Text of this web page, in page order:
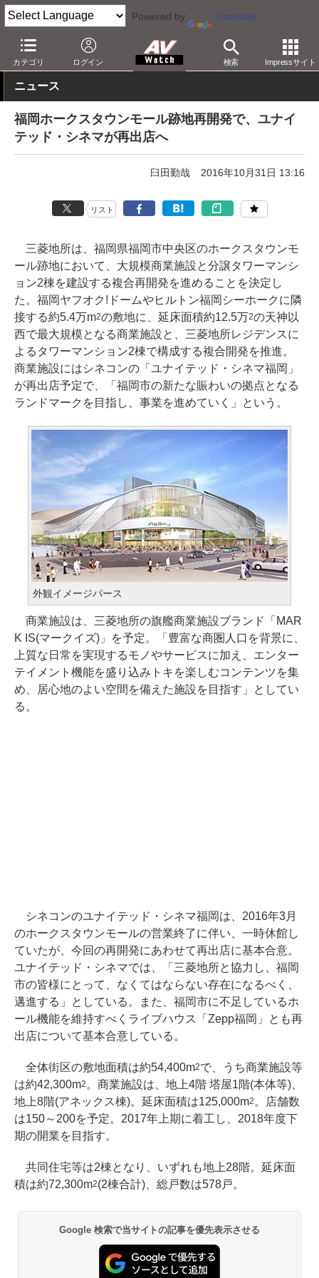
Powered by Translate
カテゴリ ログイン 検索 Impressサイト
AV Watch 動向 業界動向 経営/IR
ニュース
福岡ホークスタウンモール跡地再開発で、ユナイ
テッド・シネマが再出店へ
臼田勤哉 2016年10月31日 13:16
リスト
三菱地所は、福岡県福岡市中央区のホークスタウンモ
ール跡地において、大規模商業施設と分譲タワーマンシ
ョン2棟を建設する複合再開発を進めることを決定し
た。福岡ヤフオク!ドームやヒルトン福岡シーホークに隣
接する約5.4万m2の敷地に、延床面積約12.5万2の天神以
西で最大規模となる商業施設と、三菱地所レジデンスに
よるタワーマンション2棟で構成する複合開発を推進。
商業施設にはシネコンの「ユナイテッド・シネマ福岡」
が再出店予定で、「福岡市の新たな賑わいの拠点となる
ランドマークを目指し、事業を進めていく」という。
外観イメージパース
商業施設は、三菱地所の旗艦商業施設ブランド「MAR
K IS(マークイズ)」を予定。「豊富な商圏人口を背景に、
上質な日常を実現するモノやサービスに加え、エンター
テイメント機能を盛り込みトキを楽しむコンテンツを集
め、居心地のよい空間を備えた施設を目指す」としてい
る。
シネコンのユナイテッド・シネマ福岡は、2016年3月
のホークスタウンモールの営業終了に伴い、一時休館し
ていたが、今回の再開発にあわせて再出店に基本合意。
ユナイテッド・シネマでは、「三菱地所と協力し、福岡
市の皆様にとって、なくてはならない存在になるべく、
邁進する」としている。また、福岡市に不足しているホ
ール機能を維持すべくライブハウス「Zepp福岡」とも再
出店について基本合意している。
全体街区の敷地面積は約54,400m2で、うち商業施設等
は約42,300m2 。商業施設は、地上4階 塔屋1階(本体等)、
地上8階(アネックス棟)。延床面積は125,000m2 。店舗数
は150～200を予定。2017年上期に着工し、2018年度下
期の開業を目指す。
共同住宅等は2棟となり、いずれも地上28階。延床面
積は約72,300m2(2棟合計)、総戸数は578戸。
Google 検索で当サイトの記事を優先表示させる